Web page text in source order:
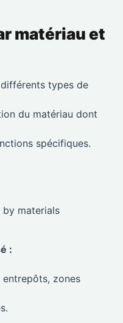
matériau et
types de
du matériau dont
spécifiques.
:
entrepôts, zones